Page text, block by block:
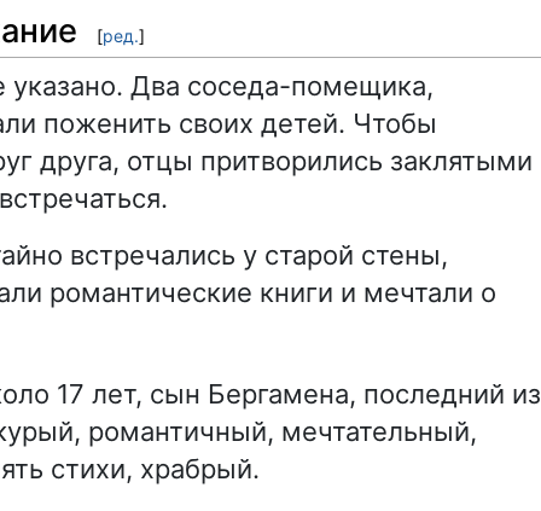
[ред.]
указано. Два соседа-помещика,
поженить своих детей. Чтобы
друга, отцы притворились заклятыми
встречались у старой стены,
романтические книги и мечтали о
17 лет, сын Бергамена, последний из
романтичный, мечтательный,
стихи, храбрый.